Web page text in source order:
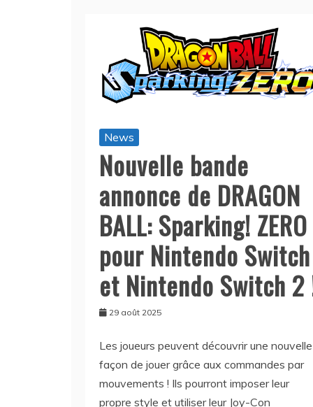
News
Nouvelle bande
annonce de DRAGON
BALL: Sparking! ZERO
pour Nintendo Switch
et Nintendo Switch 2
29 août 2025
Les joueurs peuvent découvrir une nouvelle
façon de jouer grâce aux commandes par
mouvements ! Ils pourront imposer leur
propre style et utiliser leur Joy-Con